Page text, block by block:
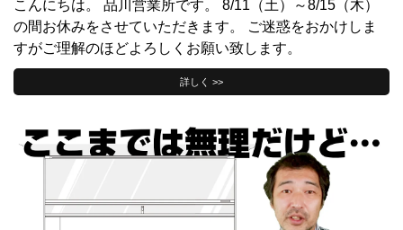
こんにちは。 品川営業所です。 8/11（土）～8/15（木）
の間お休みをさせていただきます。 ご迷惑をおかけしま
すがご理解のほどよろしくお願い致します。
詳しく >>